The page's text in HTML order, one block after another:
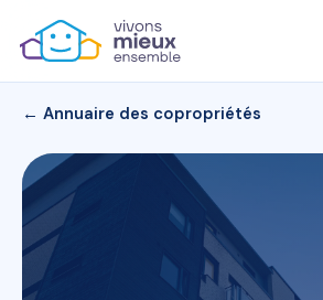
← Annuaire des copropriétés